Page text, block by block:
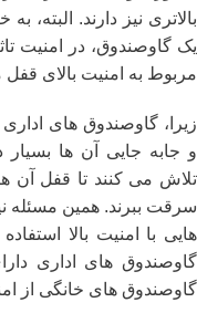
بالاتری نیز دارند. البته،
یک گاوصندوق، در امنیت
مربوط به امنیت بالای
زیرا، گاوصندوق های
و جابه جایی آن ها
تلاش می کنند تا قفل آن
سرقت ببرند. همین مسئله
هایی با امنیت بالا
گاوصندوق های اداری
گاوصندوق های خانگی از